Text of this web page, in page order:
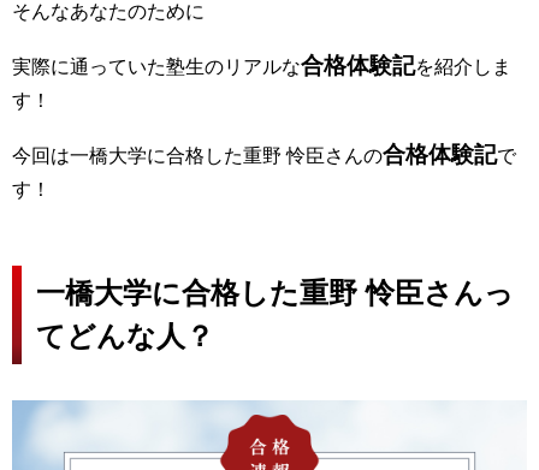
そんなあなたのために
実際に通っていた塾生のリアルな合格体験記を紹介しま
す！
今回は一橋大学に合格した重野 怜臣さんの合格体験記で
す！
一橋大学に合格した重野 怜臣さんっ
てどんな人？